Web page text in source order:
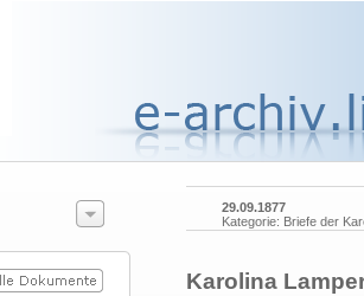
29.09.1877
Kategorie: Briefe der
Karolina